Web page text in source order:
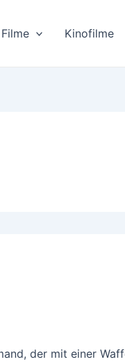
Kinofilme
der mit einer